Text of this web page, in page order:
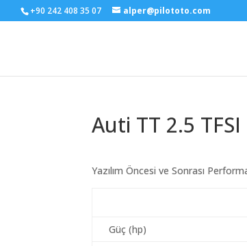
+90 242 408 35 07 alper@pilototo.com
Auti TT 2.5 TFSI
Yazılım Öncesi ve Sonrası
Güç (hp)